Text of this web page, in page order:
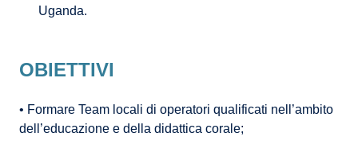
Uganda.
OBIETTIVI
• Formare Team locali di operatori qualificati nell’ambito
dell’educazione e della didattica corale;